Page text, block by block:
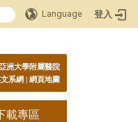
Language 登入
:::
洲大學附屬醫院
系網 | 網頁地圖
載專區